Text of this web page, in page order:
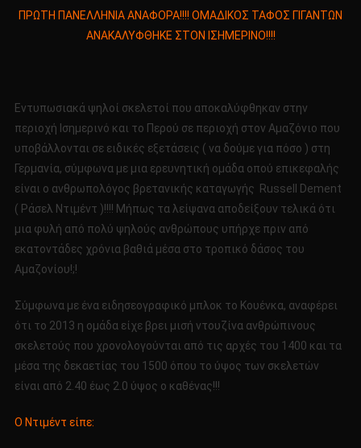
ΠΑΝΕΛΛΗΝΙΑ
ΣΤΟΝ
ΙΣΗΜΕΡΙΝΟ!!!!
ΠΡΩΤΗ ΠΑΝΕΛΛΗΝΙΑ ΑΝΑΦΟΡΑ!!!! ΟΜΑΔΙΚΟΣ ΤΑΦΟΣ ΓΙΓΑΝΤΩΝ
ΑΝΑΚΑΛΥΦΘΗΚΕ ΣΤΟΝ ΙΣΗΜΕΡΙΝΟ!!!!
Εντυπωσιακά ψηλοί σκελετοί που αποκαλύφθηκαν στην
περιοχή Ισημερινό και το Περού σε περιοχή στον Αμαζόνιο που
υποβάλλονται σε ειδικές εξετάσεις ( να δούμε για πόσο ) στη
Γερμανία, σύμφωνα με μια ερευνητική ομάδα οπού επικεφαλής
είναι ο ανθρωπολόγος βρετανικής καταγωγής Russell Dement
( Ράσελ Ντιμέντ )!!!! Μήπως τα λείψανα αποδείξουν τελικά ότι
μια φυλή από πολύ ψηλούς ανθρώπους υπήρχε πριν από
εκατοντάδες χρόνια βαθιά μέσα στο τροπικό δάσος του
Αμαζονίου!;!
Σύμφωνα με ένα ειδησεογραφικό μπλοκ το Κουένκα, αναφέρει
ότι το 2013 η ομάδα είχε βρει μισή ντουζίνα ανθρώπινους
σκελετούς που χρονολογούνται από τις αρχές του 1400 και τα
μέσα της δεκαετίας του 1500 όπου το ύψος των σκελετών
είναι από 2.40 έως 2.0 ύψος ο καθένας!!!
Ο Ντιμέντ είπε: